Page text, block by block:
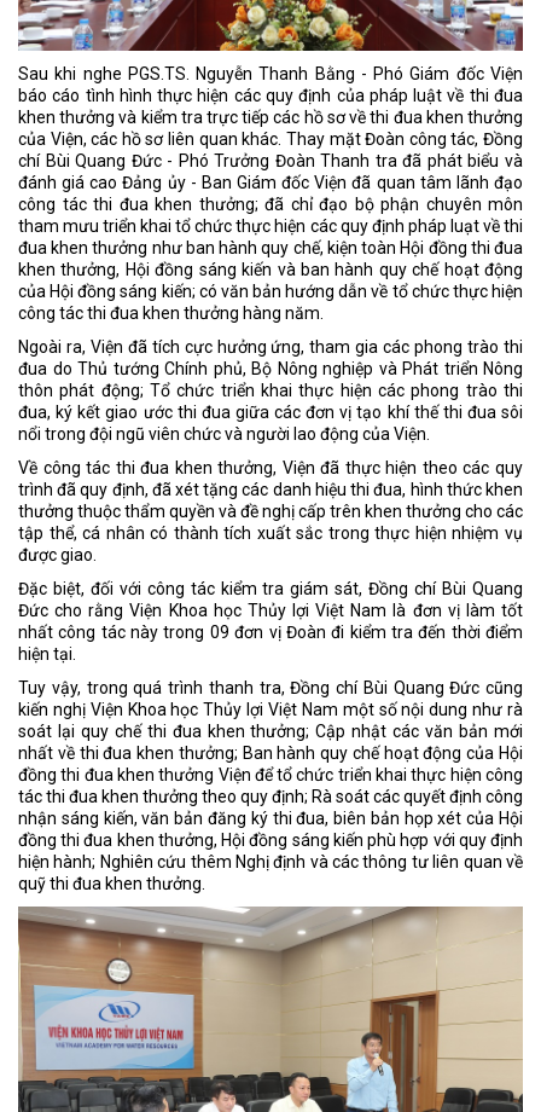
Sau khi nghe PGS.TS. Nguyễn Thanh Bằng - Phó Giám đốc Viện
báo cáo tình hình thực hiện các quy định của pháp luật về thi đua
khen thưởng và kiểm tra trực tiếp các hồ sơ về thi đua khen thưởng
của Viện, các hồ sơ liên quan khác. Thay mặt Đoàn công tác, Đồng
chí Bùi Quang Đức - Phó Trưởng Đoàn Thanh tra đã phát biểu và
đánh giá cao Đảng ủy - Ban Giám đốc Viện đã quan tâm lãnh đạo
công tác thi đua khen thưởng; đã chỉ đạo bộ phận chuyên môn
tham mưu triển khai tổ chức thực hiện các quy định pháp luạt về thi
đua khen thưởng như ban hành quy chế, kiện toàn Hội đồng thi đua
khen thưởng, Hội đồng sáng kiến và ban hành quy chế hoạt động
của Hội đồng sáng kiến; có văn bản hướng dẫn về tổ chức thực hiện
công tác thi đua khen thưởng hàng năm.
Ngoài ra, Viện đã tích cực hưởng ứng, tham gia các phong trào thi
đua do Thủ tướng Chính phủ, Bộ Nông nghiệp và Phát triển Nông
thôn phát động; Tổ chức triển khai thực hiện các phong trào thi
đua, ký kết giao ước thi đua giữa các đơn vị tạo khí thế thi đua sôi
nổi trong đội ngũ viên chức và người lao động của Viện.
Về công tác thi đua khen thưởng, Viện đã thực hiện theo các quy
trình đã quy định, đã xét tặng các danh hiệu thi đua, hình thức khen
thưởng thuộc thẩm quyền và đề nghị cấp trên khen thưởng cho các
tập thể, cá nhân có thành tích xuất sắc trong thực hiện nhiệm vụ
được giao.
Đặc biệt, đối với công tác kiểm tra giám sát, Đồng chí Bùi Quang
Đức cho rằng Viện Khoa học Thủy lợi Việt Nam là đơn vị làm tốt
nhất công tác này trong 09 đơn vị Đoàn đi kiểm tra đến thời điểm
hiện tại.
Tuy vậy, trong quá trình thanh tra, Đồng chí Bùi Quang Đức cũng
kiến nghị Viện Khoa học Thủy lợi Việt Nam một số nội dung như rà
soát lại quy chế thi đua khen thưởng; Cập nhật các văn bản mới
nhất về thi đua khen thưởng; Ban hành quy chế hoạt động của Hội
đồng thi đua khen thưởng Viện để tổ chức triển khai thực hiện công
tác thi đua khen thưởng theo quy định; Rà soát các quyết định công
nhận sáng kiến, văn bản đăng ký thi đua, biên bản họp xét của Hội
đồng thi đua khen thưởng, Hội đồng sáng kiến phù hợp với quy định
hiện hành; Nghiên cứu thêm Nghị định và các thông tư liên quan về
quỹ thi đua khen thưởng.